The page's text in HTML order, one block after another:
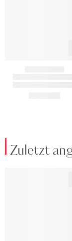
Zuletzt